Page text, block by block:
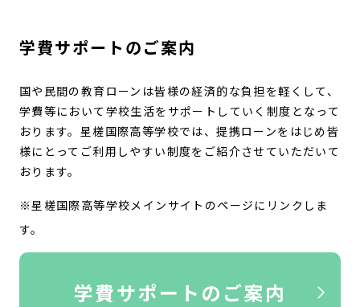
学費サポートのご案内
国や民間の教育ローンは皆様の経済的な負担を軽くして、
学費等において学校生活をサポートしていく制度となって
おります。星槎国際高等学校では、提携ローンをはじめ皆
様にとってご利用しやすい制度をご紹介させていただいて
おります。
※星槎国際高等学校メインサイトのページにリンクしま
す。
学費サポートのご案内